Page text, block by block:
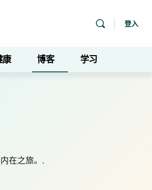
登入
康 博客 学习
在之旅。.